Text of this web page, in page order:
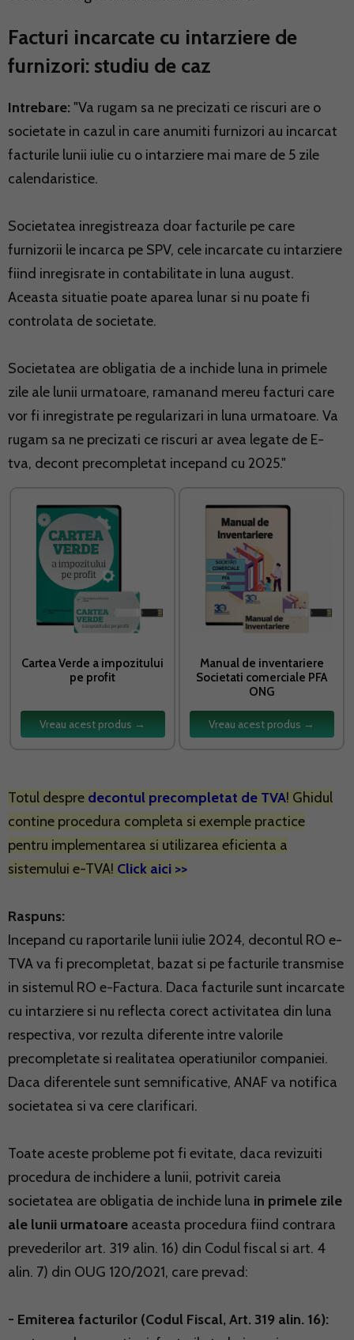
Facturi incarcate cu intarziere de
furnizori: studiu de caz
Intrebare:"Va rugam sa ne precizati ce riscuri are o
societate in cazul in care anumiti furnizori au incarcat
facturile lunii iulie cu o intarziere mai mare de 5 zile
calendaristice.
Societatea inregistreaza doar facturile pe care
furnizorii le incarca pe SPV, cele incarcate cu intarziere
fiind inregisrate in contabilitate in luna august.
Aceasta situatie poate aparea lunar si nu poate fi
controlata de societate.
Societatea are obligatia de a inchide luna in primele
zile ale lunii urmatoare, ramanand mereu facturi care
vor fi inregistrate pe regularizari in luna urmatoare. Va
rugam sa ne precizati ce riscuri ar avea legate de E-
tva, decont precompletat incepand cu 2025."
Cartea Verde a impozitului
pe profit
Vreau acest produs →
Manual de inventariere
Societati comerciale PFA
ONG
Vreau acest produs →
Totul despre decontul precompletat de TVA! Ghidul
contine procedura completa si exemple practice
pentru implementarea si utilizarea eficienta a
sistemului e-TVA! Click aici >>
Raspuns:
Incepand cu raportarile lunii iulie 2024, decontul RO e-
TVA va fi precompletat, bazat si pe facturile transmise
in sistemul RO e-Factura. Daca facturile sunt incarcate
cu intarziere si nu reflecta corect activitatea din luna
respectiva, vor rezulta diferente intre valorile
precompletate si realitatea operatiunilor companiei.
Daca diferentele sunt semnificative, ANAF va notifica
societatea si va cere clarificari.
Toate aceste probleme pot fi evitate, daca revizuiti
procedura de inchidere a lunii, potrivit careia
societatea are obligatia de inchide luna in primele zile
ale lunii urmatoare aceasta procedura fiind contrara
prevederilor art. 319 alin. 16) din Codul fiscal si art. 4
alin. 7) din OUG 120/2021, care prevad:
- Emiterea facturilor (Codul Fiscal, Art. 319 alin. 16):